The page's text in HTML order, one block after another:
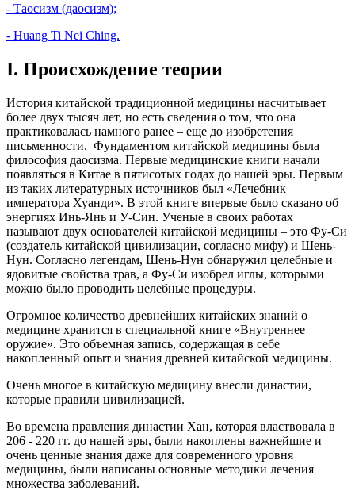
- Таосизм (даосизм);
- Huang Ti Nei Ching.
I. Происхождение теории
История китайской традиционной медицины насчитывает
более двух тысяч лет, но есть сведения о том, что она
практиковалась намного ранее – еще до изобретения
письменности. Фундаментом китайской медицины была
философия даосизма. Первые медицинские книги начали
появляться в Китае в пятисотых годах до нашей эры. Первым
из таких литературных источников был «Лечебник
императора Хуанди». В этой книге впервые было сказано об
энергиях Инь-Янь и У-Син. Ученые в своих работах
называют двух основателей китайской медицины – это Фу-Си
(создатель китайской цивилизации, согласно мифу) и Шень-
Нун. Согласно легендам, Шень-Нун обнаружил целебные и
ядовитые свойства трав, а Фу-Си изобрел иглы, которыми
можно было проводить целебные процедуры.
Огромное количество древнейших китайских знаний о
медицине хранится в специальной книге «Внутреннее
оружие». Это объемная запись, содержащая в себе
накопленный опыт и знания древней китайской медицины.
Очень многое в китайскую медицину внесли династии,
которые правили цивилизацией.
Во времена правления династии Хан, которая властвовала в
206 - 220 гг. до нашей эры, были накоплены важнейшие и
очень ценные знания даже для современного уровня
медицины, были написаны основные методики лечения
множества заболеваний.